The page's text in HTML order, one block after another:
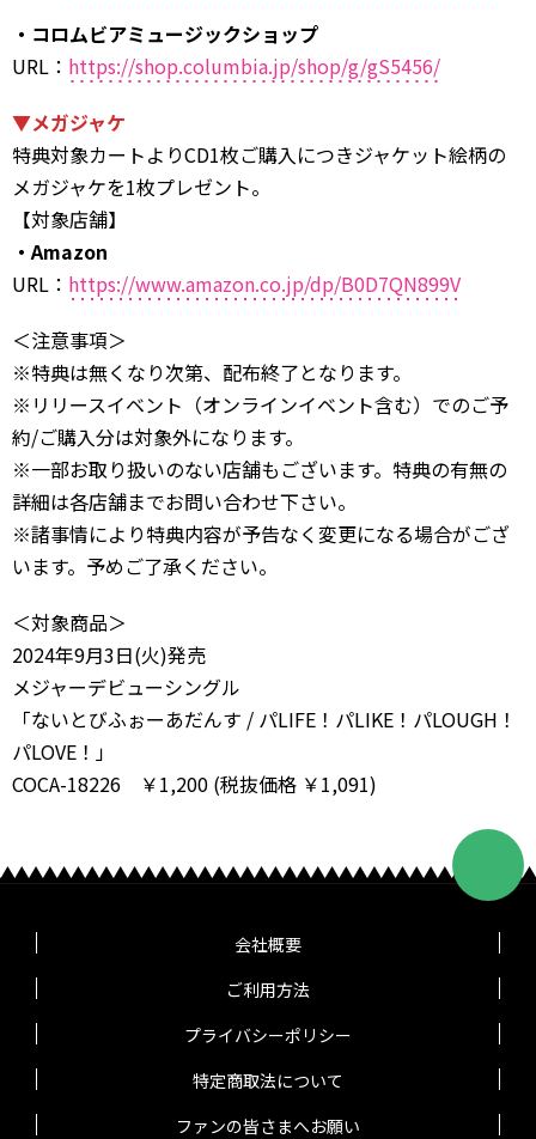
・コロムビアミュージックショップ
URL： https://shop.columbia.jp/shop/g/gS5456/
▼メガジャケ
特典対象カートよりCD1枚ご購入につきジャケット絵柄の
メガジャケを1枚プレゼント。
【対象店舗】
・Amazon
URL： https://www.amazon.co.jp/dp/B0D7QN899V
＜注意事項＞
※特典は無くなり次第、配布終了となります。
※リリースイベント（オンラインイベント含む）でのご予
約/ご購入分は対象外になります。
※一部お取り扱いのない店舗もございます。特典の有無の
詳細は各店舗までお問い合わせ下さい。
※諸事情により特典内容が予告なく変更になる場合がござ
います。予めご了承ください。
＜対象商品＞
2024年9月3日(火)発売
メジャーデビューシングル
「ないとびふぉーあだんす / パLIFE！パLIKE！パLOUGH！
パLOVE！」
COCA-18226 ￥1,200 (税抜価格 ￥1,091)
会社概要
ご利用方法
プライバシーポリシー
特定商取法について
ファンの皆さまへお願い